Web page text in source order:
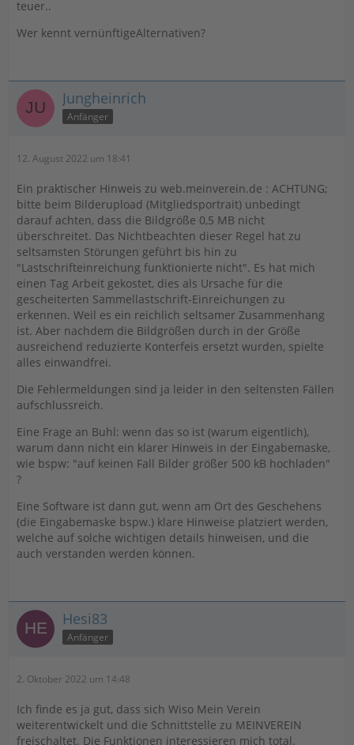
teuer..
Wer kennt vernünftigeAlternativen?
Jungheinrich
Anfänger
12. August 2022 um 18:41
Ein praktischer Hinweis zu web.meinverein.de : ACHTUNG;
bitte beim Bilderupload (Mitgliedsportrait) unbedingt
darauf achten, dass die Bildgröße 0,5 MB nicht
überschreitet. Das Nichtbeachten dieser Regel hat zu
seltsamsten Störungen geführt bis hin zu
"Lastschrifteinreichung funktionierte nicht". Es hat mich
einen Tag Arbeit gekostet, dies als Ursache für die
gescheiterten Sammellastschrift-Einreichungen zu
erkennen. Weil es ein reichlich seltsamer Zusammenhang
ist. Aber nachdem die Bildgrößen durch in der Größe
ausreichend reduzierte Konterfeis ersetzt wurden, spielte
alles einwandfrei.
Die Fehlermeldungen sind ja leider in den seltensten Fällen
aufschlussreich.
Eine Frage an Buhl: wenn das so ist (warum eigentlich),
warum dann nicht ein klarer Hinweis in der Eingabemaske,
wie bspw: "auf keinen Fall Bilder größer 500 kB hochladen"
?
Eine Software ist dann gut, wenn am Ort des Geschehens
(die Eingabemaske bspw.) klare Hinweise platziert werden,
welche auf solche wichtigen details hinweisen, und die
auch verstanden werden können.
Hesi83
Anfänger
2. Oktober 2022 um 14:48
Ich finde es ja gut, dass sich Wiso Mein Verein
weiterentwickelt und die Schnittstelle zu MEINVEREIN
freischaltet. Die Funktionen interessieren mich total.